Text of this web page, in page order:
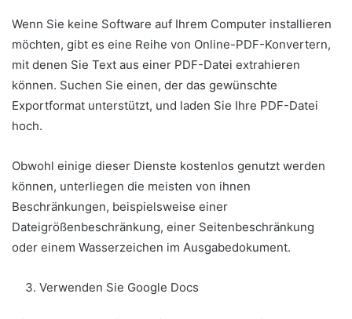
Wenn Sie keine Software auf Ihrem Computer installieren
möchten, gibt es eine Reihe von Online-PDF-Konvertern,
mit denen Sie Text aus einer PDF-Datei extrahieren
können. Suchen Sie einen, der das gewünschte
Exportformat unterstützt, und laden Sie Ihre PDF-Datei
hoch.
Obwohl einige dieser Dienste kostenlos genutzt werden
können, unterliegen die meisten von ihnen
Beschränkungen, beispielsweise einer
Dateigrößenbeschränkung, einer Seitenbeschränkung
oder einem Wasserzeichen im Ausgabedokument.
Verwenden Sie Google Docs